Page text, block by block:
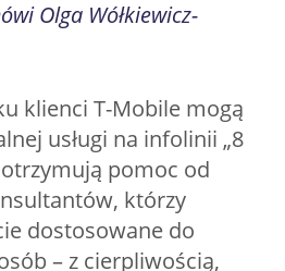
Olga Wółkiewicz-
klienci T-Mobile mogą
usługi na infolinii „8
pomoc od
którzy
dostosowane do
– z cierpliwością,